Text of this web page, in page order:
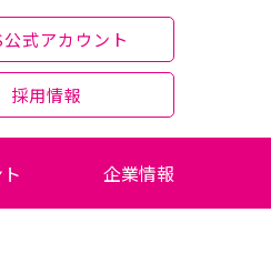
式アカウント
採用情報
企業情報